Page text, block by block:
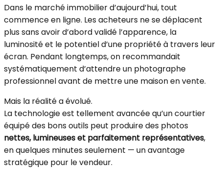
Dans le marché immobilier d’aujourd’hui, tout
commence en ligne. Les acheteurs ne se déplacent
plus sans avoir d’abord validé l’apparence, la
luminosité et le potentiel d’une propriété à travers leur
écran. Pendant longtemps, on recommandait
systématiquement d’attendre un photographe
professionnel avant de mettre une maison en vente.
Mais la réalité a évolué.
La technologie est tellement avancée qu’un courtier
équipé des bons outils peut produire des photos
nettes, lumineuses et parfaitement représentatives,
en quelques minutes seulement — un avantage
stratégique pour le vendeur.